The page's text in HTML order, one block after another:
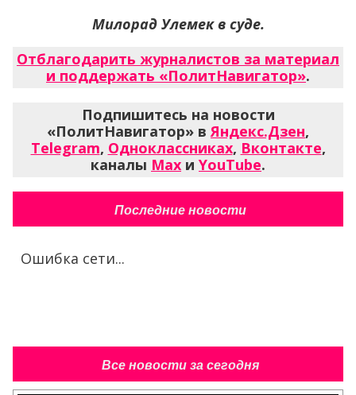
Милорад Улемек в суде.
Отблагодарить журналистов за материал
и поддержать «ПолитНавигатор».
Подпишитесь на новости
«ПолитНавигатор» вЯндекс.Дзен,
Telegram, Одноклассниках, Вконтакте,
каналы Max и YouTube.
Последние новости
Ошибка сети...
Все новости за сегодня